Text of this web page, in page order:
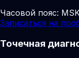
Часовой пояс:
Записаться на
Точечная